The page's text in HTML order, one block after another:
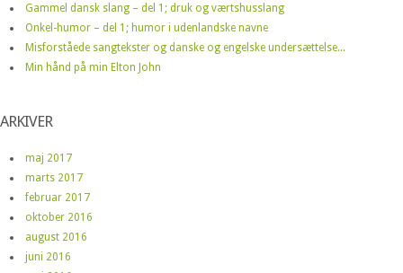
Gammel dansk slang – del 1; druk og værtshusslang
Onkel-humor – del 1; humor i udenlandske navne
Misforståede sangtekster og danske og engelske undersættelse...
Min hånd på min Elton John
ARKIVER
maj 2017
marts 2017
februar 2017
oktober 2016
august 2016
juni 2016